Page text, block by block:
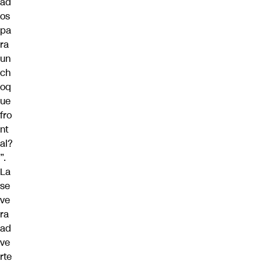
os
pa
ra
un
ch
oq
ue
fro
nt
al?
”.
La
se
ve
ra
ad
ve
rte